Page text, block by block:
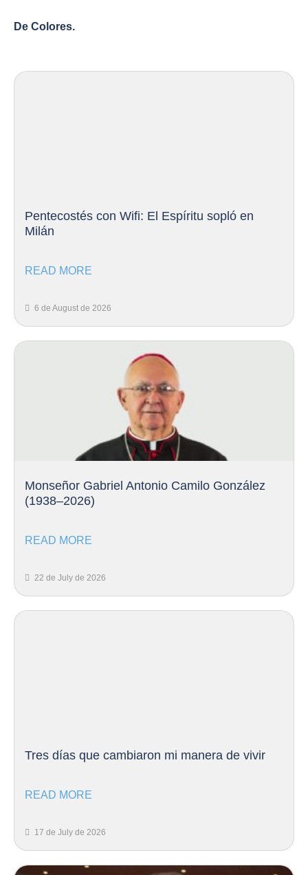
De Colores.
Pentecostés con Wifi: El Espíritu sopló en
Milán
READ MORE
6 de August de 2026
Monseñor Gabriel Antonio Camilo González
(1938–2026)
READ MORE
22 de July de 2026
Tres días que cambiaron mi manera de vivir
READ MORE
17 de July de 2026